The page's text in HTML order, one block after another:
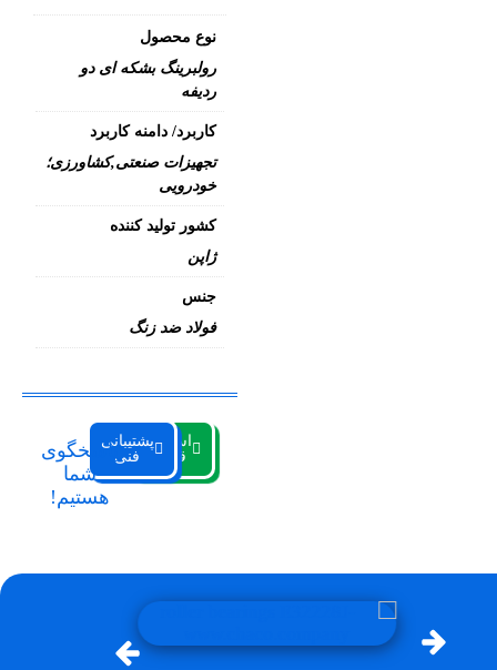
نوع محصول
رولبرینگ بشکه ای دو
ردیفه
کاربرد/ دامنه کاربرد
تجهیزات صنعتی,کشاورزی؛
خودرویی
کشور تولید کننده
ژاپن
جنس
فولاد ضد زنگ
استعلام
قیمت
پشتیبانی
فنیپاسخگوی
شما
هستیم!